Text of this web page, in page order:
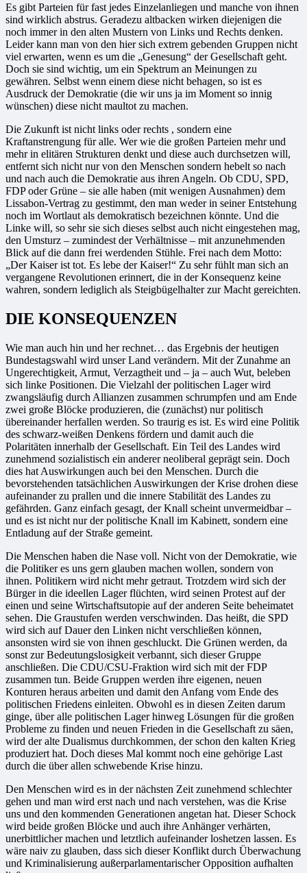
Es gibt Parteien für fast jedes Einzelanliegen und manche von ihnen
sind wirklich abstrus. Geradezu altbacken wirken diejenigen die
noch immer in den alten Mustern von Links und Rechts denken.
Leider kann man von den hier sich extrem gebenden Gruppen nicht
viel erwarten, wenn es um die „Genesung“ der Gesellschaft geht.
Doch sie sind wichtig, um ein Spektrum an Meinungen zu
gewähren. Selbst wenn einem diese nicht behagen, so ist es
Ausdruck der Demokratie (die wir uns ja im Moment so innig
wünschen) diese nicht maultot zu machen.
Die Zukunft ist nicht links oder rechts , sondern eine
Kraftanstrengung für alle. Wer wie die großen Parteien mehr und
mehr in elitären Strukturen denkt und diese auch durchsetzen will,
entfernt sich nicht nur von den Menschen sondern hebelt so nach
und nach auch die Demokratie aus ihren Angeln. Ob CDU, SPD,
FDP oder Grüne – sie alle haben (mit wenigen Ausnahmen) dem
Lissabon-Vertrag zu gestimmt, den man weder in seiner Entstehung
noch im Wortlaut als demokratisch bezeichnen könnte. Und die
Linke will, so sehr sie sich dieses selbst auch nicht eingestehen mag,
den Umsturz – zumindest der Verhältnisse – mit anzunehmenden
Blick auf die dann frei werdenden Stühle. Frei nach dem Motto:
„Der Kaiser ist tot. Es lebe der Kaiser!“ Zu sehr fühlt man sich an
vergangene Revolutionen erinnert, die in der Konsequenz keine
wahren, sondern lediglich als Steigbügelhalter zur Macht gereichten.
DIE KONSEQUENZEN
Wie man auch hin und her rechnet… das Ergebnis der heutigen
Bundestagswahl wird unser Land verändern. Mit der Zunahme an
Ungerechtigkeit, Armut, Verzagtheit und – ja – auch Wut, beleben
sich linke Positionen. Die Vielzahl der politischen Lager wird
zwangsläufig durch Allianzen zusammen schrumpfen und am Ende
zwei große Blöcke produzieren, die (zunächst) nur politisch
übereinander herfallen werden. So traurig es ist. Es wird eine Politik
des schwarz-weißen Denkens fördern und damit auch die
Polaritäten innerhalb der Gesellschaft. Ein Teil des Landes wird
zunehmend sozialistisch ein anderer neoliberal geprägt sein. Doch
dies hat Auswirkungen auch bei den Menschen. Durch die
bevorstehenden tatsächlichen Auswirkungen der Krise drohen diese
aufeinander zu prallen und die innere Stabilität des Landes zu
gefährden. Ganz einfach gesagt, der Knall scheint unvermeidbar –
und es ist nicht nur der politische Knall im Kabinett, sondern eine
Entladung auf der Straße gemeint.
Die Menschen haben die Nase voll. Nicht von der Demokratie, wie
die Politiker es uns gern glauben machen wollen, sondern von
ihnen. Politikern wird nicht mehr getraut. Trotzdem wird sich der
Bürger in die ideellen Lager flüchten, wird seinen Protest auf der
einen und seine Wirtschaftsutopie auf der anderen Seite beheimatet
sehen. Die Graustufen werden verschwinden. Das heißt, die SPD
wird sich auf Dauer den Linken nicht verschließen können,
ansonsten wird sie von ihnen geschluckt. Die Grünen werden, da
sonst zur Bedeutungslosigkeit verbannt, sich dieser Gruppe
anschließen. Die CDU/CSU-Fraktion wird sich mit der FDP
zusammen tun. Beide Gruppen werden ihre eigenen, neuen
Konturen heraus arbeiten und damit den Anfang vom Ende des
politischen Friedens einleiten. Obwohl es in diesen Zeiten darum
ginge, über alle politischen Lager hinweg Lösungen für die großen
Probleme zu finden und neuen Frieden in die Gesellschaft zu säen,
wird der alte Dualismus durchkommen, der schon den kalten Krieg
produziert hat. Doch dieses Mal kommt noch eine gehörige Last
durch die über allen schwebende Krise hinzu.
Den Menschen wird es in der nächsten Zeit zunehmend schlechter
gehen und man wird erst nach und nach verstehen, was die Krise
uns und den kommenden Generationen angetan hat. Dieser Schock
wird beide großen Blöcke und auch ihre Anhänger verhärten,
unerbittlicher machen und letztlich aufeinander loshetzen lassen. Es
wäre naiv zu glauben, dass sich dieser Konflikt durch Überwachung
und Kriminalisierung außerparlamentarischer Opposition aufhalten